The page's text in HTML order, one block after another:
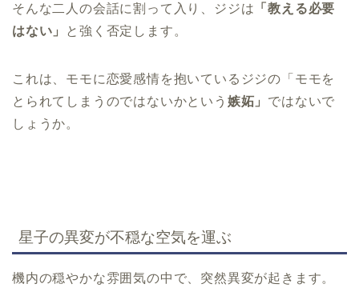
そんな二人の会話に割って入り、ジジは 「教える必要
はない」
と強く否定します。
これは、モモに恋愛感情を抱いているジジの「モモを
とられてしまうのではないかという 嫉妬」 ではないで
しょうか。
星子の異変が不穏な空気を運ぶ
機内の穏やかな雰囲気の中で、突然異変が起きます。